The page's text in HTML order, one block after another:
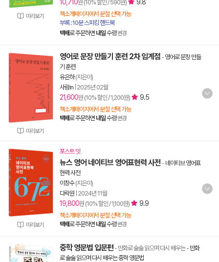
미리보기
10,710원 (10% 할인 / 590원) 9.8
책소개페이지에서 분철 선택 가능
부록 : 10분 스피킹 핸드북
택배로 주문하면 내일수령 변경
미리보기
영어로 문장 만들기 훈련 2차 임계점 - 영어로 문장 만들
기 훈련
유은하(지은이)
사람in 2025년 02월
21,600원 (10% 할인 / 1,200원) 9.5
책소개페이지에서 분철 선택 가능
택배로 주문하면 내일수령 변경
미리보기
포스트 잇
뉴스 영어 네이티브 영어표현력 사전 - 네이티브 영어표
현력 사전
이창수(지은이)
다락원 2024년 11월
19,800원 (10% 할인 / 1,100원) 9.9
책소개페이지에서 분철 선택 가능
택배로 주문하면 내일수령 변경
중학 영문법 입문편 - 만화로 술술 읽으며 다시 배우는- 만화
로 술술 읽으며 다시 배우는 중학 영문법